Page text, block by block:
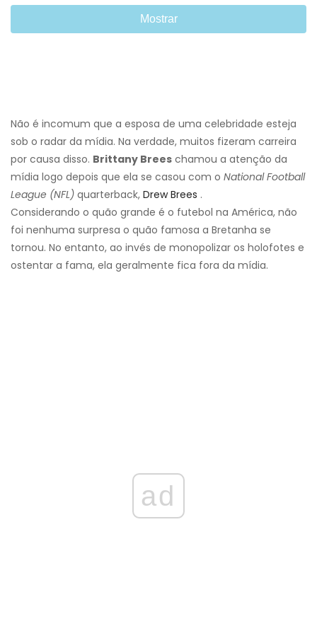
Mostrar
Não é incomum que a esposa de uma celebridade esteja
sob o radar da mídia. Na verdade, muitos fizeram carreira
por causa disso. Brittany Brees chamou a atenção da
mídia logo depois que ela se casou com o National Football
League (NFL) quarterback, Drew Brees .
Considerando o quão grande é o futebol na América, não
foi nenhuma surpresa o quão famosa a Bretanha se
tornou. No entanto, ao invés de monopolizar os holofotes e
ostentar a fama, ela geralmente fica fora da mídia.
ad